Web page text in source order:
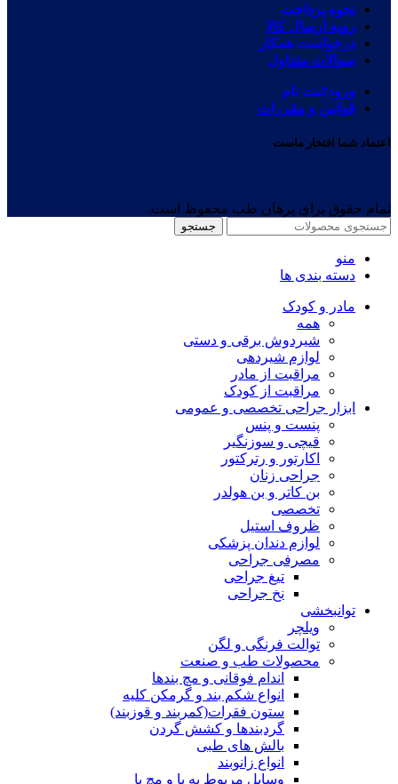
نحوه پرداخت
رویه ارسال کالا
درخواست همکار
سوالات متداول
ورود/ثبت نام
قوانین و مقررات
اعتماد شما افتخار ماست
تمام حقوق برای پرهان طب محفوظ است.
جستجو
منو
دسته بندی ها
مادر و کودک
همه
شیردوش برقی و دستی
لوازم شیردهی
مراقبت از مادر
مراقبت از کودک
ابزار جراحی تخصصی و عمومی
پنست و پنس
قیچی و سوزنگیر
اکارتور و رترکتور
جراحی زنان
بن کاتر و بن هولدر
تخصصی
ظروف استیل
لوازم دندان پزشکی
مصرفی جراحی
تیغ جراحی
نخ جراحی
توانبخشی
ویلچر
توالت فرنگی و لگن
محصولات طب و صنعت
اندام فوقانی و مچ بندها
انواع شکم بند و گرمکن کلیه
ستون فقرات(کمربند و قوزبند)
گردبندها و کشش گردن
بالش های طبی
انواع زانوبند
وسایل مربوط به پا و مچ پا